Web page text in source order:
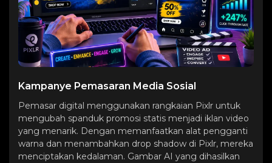
Kampanye Pemasaran Media Sosial
Pemasar digital menggunakan rangkaian Pixlr untuk
mengubah spanduk promosi statis menjadi iklan video
yang menarik. Dengan memanfaatkan alat pengganti
warna dan menambahkan drop shadow di Pixlr, mereka
menciptakan kedalaman. Gambar AI yang dihasilkan